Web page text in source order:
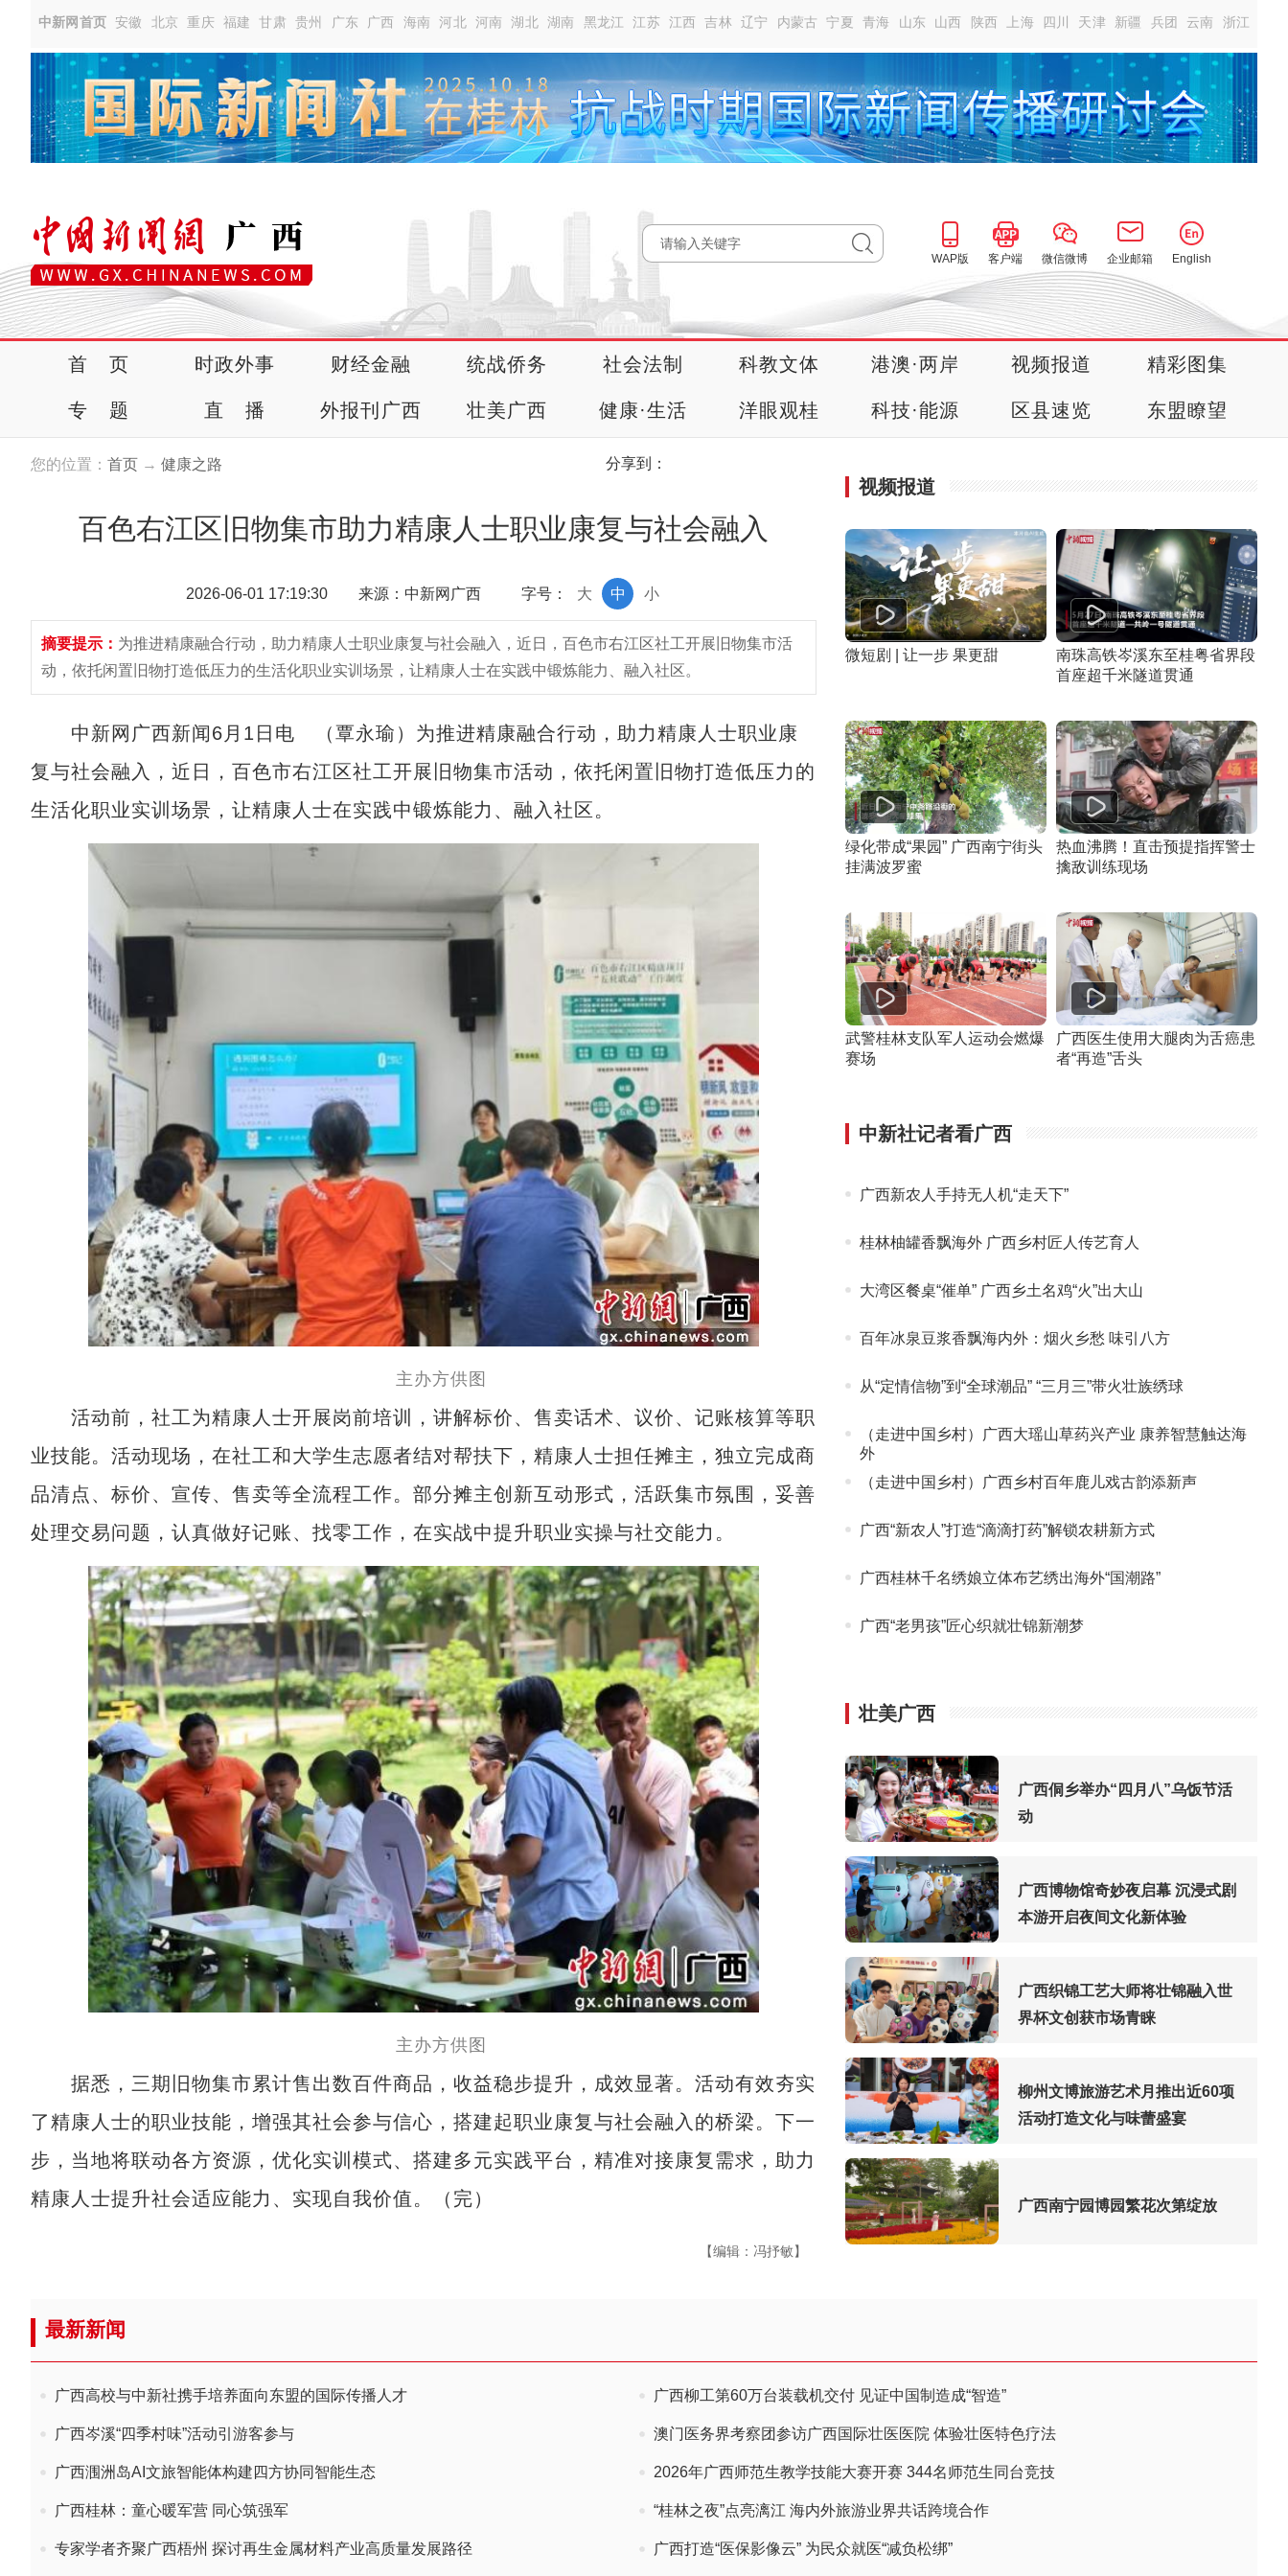
中新网首页 安徽 北京 重庆 福建 甘肃 贵州 广东 广西 海南 河北 河南 湖北 湖南 黑龙江 江苏 江西 吉林 辽宁 内蒙古 宁夏 青海 山东 山西 陕西 上海 四川 天津 新疆 兵团 云南 浙江
WAP版 客户端 微信微博 企业邮箱 English
首 页 时政外事 财经金融 统战侨务 社会法制 科教文体 港澳·两岸 视频报道 精彩图集
专 题 直 播 外报刊广西 壮美广西 健康·生活 洋眼观桂 科技·能源 区县速览 东盟瞭望
您的位置： 首页 → 健康之路 分享到：
百色右江区旧物集市助力精康人士职业康复与社会融入
2026-06-01 17:19:30 来源：中新网广西 字号： 小
中
大
摘要提示： 为推进精康融合行动，助力精康人士职业康复与社会融入，近日，百色市右江区社工开展旧物集市活
动，依托闲置旧物打造低压力的生活化职业实训场景，让精康人士在实践中锻炼能力、融入社区。
中新网广西新闻6月1日电 （覃永瑜）为推进精康融合行动，助力精康人士职业康
复与社会融入，近日，百色市右江区社工开展旧物集市活动，依托闲置旧物打造低压力的
生活化职业实训场景，让精康人士在实践中锻炼能力、融入社区。
主办方供图
活动前，社工为精康人士开展岗前培训，讲解标价、售卖话术、议价、记账核算等职
业技能。活动现场，在社工和大学生志愿者结对帮扶下，精康人士担任摊主，独立完成商
品清点、标价、宣传、售卖等全流程工作。部分摊主创新互动形式，活跃集市氛围，妥善
处理交易问题，认真做好记账、找零工作，在实战中提升职业实操与社交能力。
主办方供图
据悉，三期旧物集市累计售出数百件商品，收益稳步提升，成效显著。活动有效夯实
了精康人士的职业技能，增强其社会参与信心，搭建起职业康复与社会融入的桥梁。下一
步，当地将联动各方资源，优化实训模式、搭建多元实践平台，精准对接康复需求，助力
精康人士提升社会适应能力、实现自我价值。（完）
【编辑：冯抒敏】
视频报道
微短剧 | 让一步 果更甜
南珠高铁岑溪东至桂粤省界段
首座超千米隧道贯通
绿化带成“果园” 广西南宁街头
挂满波罗蜜
热血沸腾！直击预提指挥警士
擒敌训练现场
武警桂林支队军人运动会燃爆
赛场
广西医生使用大腿肉为舌癌患
者“再造”舌头
中新社记者看广西
广西新农人手持无人机“走天下”
桂林柚罐香飘海外 广西乡村匠人传艺育人
大湾区餐桌“催单” 广西乡土名鸡“火”出大山
百年冰泉豆浆香飘海内外：烟火乡愁 味引八方
从“定情信物”到“全球潮品” “三月三”带火壮族绣球
（走进中国乡村）广西大瑶山草药兴产业 康养智慧触达海
外
（走进中国乡村）广西乡村百年鹿儿戏古韵添新声
广西“新农人”打造“滴滴打药”解锁农耕新方式
广西桂林千名绣娘立体布艺绣出海外“国潮路”
广西“老男孩”匠心织就壮锦新潮梦
壮美广西
广西侗乡举办“四月八”乌饭节活
动
广西博物馆奇妙夜启幕 沉浸式剧
本游开启夜间文化新体验
广西织锦工艺大师将壮锦融入世
界杯文创获市场青睐
柳州文博旅游艺术月推出近60项
活动打造文化与味蕾盛宴
广西南宁园博园繁花次第绽放
最新新闻
广西高校与中新社携手培养面向东盟的国际传播人才 广西柳工第60万台装载机交付 见证中国制造成“智造”
广西岑溪“四季村味”活动引游客参与 澳门医务界考察团参访广西国际壮医医院 体验壮医特色疗法
广西涠洲岛AI文旅智能体构建四方协同智能生态 2026年广西师范生教学技能大赛开赛 344名师范生同台竞技
广西桂林：童心暖军营 同心筑强军 “桂林之夜”点亮漓江 海内外旅游业界共话跨境合作
专家学者齐聚广西梧州 探讨再生金属材料产业高质量发展路径 广西打造“医保影像云” 为民众就医“减负松绑”